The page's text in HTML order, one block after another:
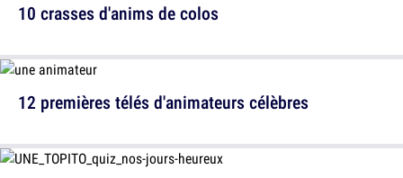
10 crasses d'anims de colos
12 premières télés d'animateurs célèbres